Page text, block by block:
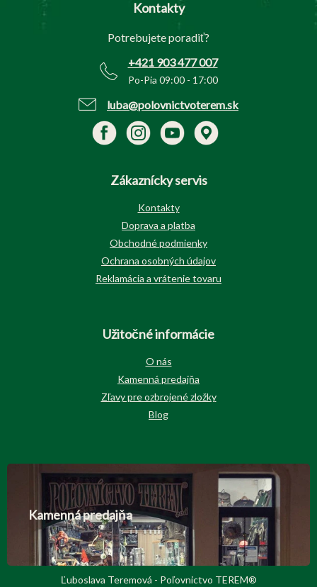
Kontakty
Potrebujete poradiť?
+421 903 477 007
Po-Pia 09:00 - 17:00
luba@polovnictvoterem.sk
Zákaznícky servis
Kontakty
Doprava a platba
Obchodné podmienky
Ochrana osobných údajov
Reklamácia a vrátenie tovaru
Užitočné informácie
O nás
Kamenná predajňa
Zľavy pre ozbrojené zložky
Blog
Kamenná predajňa
Ľuboslava Teremová - Poľovnictvo TEREM®